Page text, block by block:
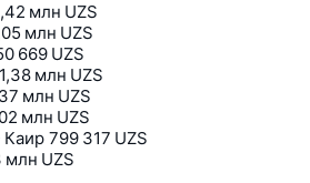
млн UZS
млн UZS
669 UZS
1,38 млн UZS
млн UZS
млн UZS
799 317 UZS
млн UZS